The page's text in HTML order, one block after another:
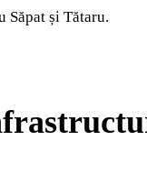
Săpat și Tătaru.